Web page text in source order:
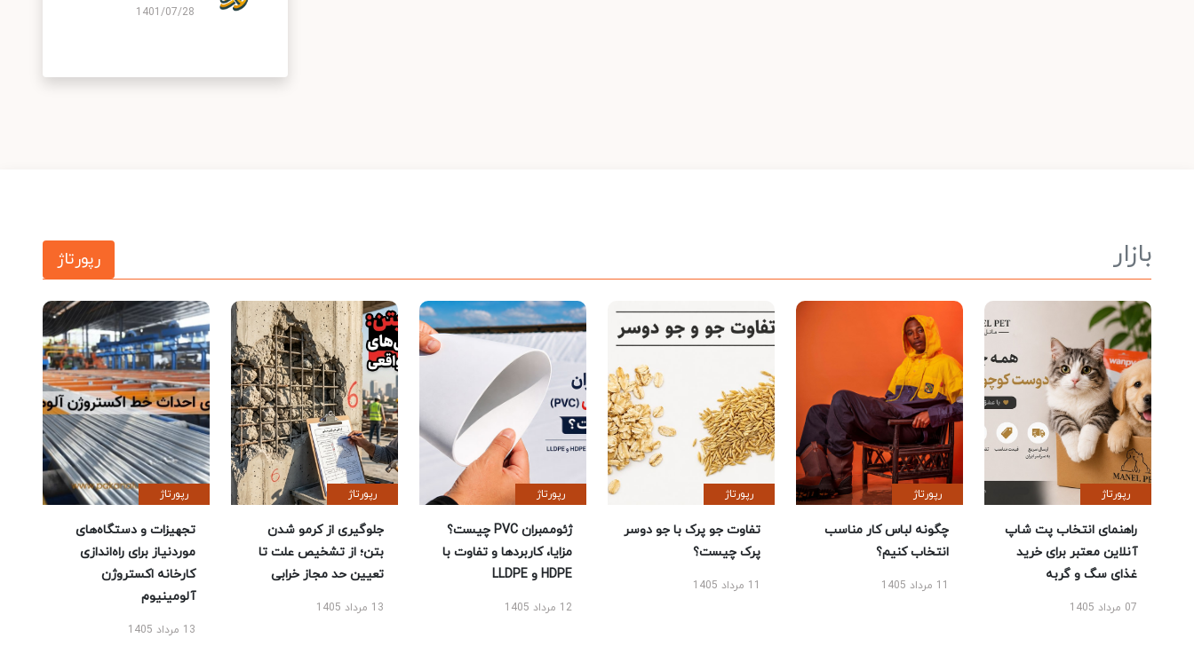
1401/07/28
بازار رپورتاژ
رپورتاژ
راهنمای انتخاب پت شاپ
آنلاین معتبر برای خرید
غذای سگ و گربه
07 مرداد 1405
رپورتاژ
چگونه لباس کار مناسب
انتخاب کنیم؟
11 مرداد 1405
رپورتاژ
تفاوت جو پرک با جو دوسر
پرک چیست؟
11 مرداد 1405
رپورتاژ
ژئوممبران PVC چیست؟
مزایا، کاربردها و تفاوت با
HDPE و LLDPE
12 مرداد 1405
رپورتاژ
جلوگیری از کرمو شدن
بتن؛ از تشخیص علت تا
تعیین حد مجاز خرابی
13 مرداد 1405
رپورتاژ
تجهیزات و دستگاه‌های
موردنیاز برای راه‌اندازی
کارخانه اکستروژن
آلومینیوم
13 مرداد 1405